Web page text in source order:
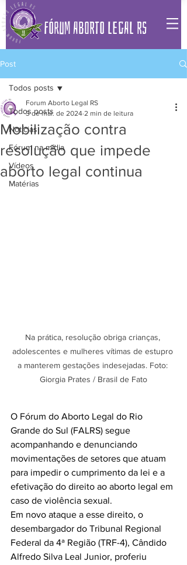
FÓRUM ABORTO LEGAL RS
Post
Todos posts
Notícias
Fórum na mídia
Vídeos
Matérias
Todos posts
Mobilização contra
resolução que impede
aborto legal continua
Forum Aborto Legal RS
3 de mai. de 2024 2 min de leitura
Na prática, resolução obriga crianças,
adolescentes e mulheres vítimas de estupro
a manterem gestações indesejadas. Foto:
Giorgia Prates / Brasil de Fato
O Fórum do Aborto Legal do Rio
Grande do Sul (FALRS) segue
acompanhando e denunciando
movimentações de setores que atuam
para impedir o cumprimento da lei e a
efetivação do direito ao aborto legal em
caso de violência sexual.
Em novo ataque a esse direito, o
desembargador do Tribunal Regional
Federal da 4ª Região (TRF-4), Cândido
Alfredo Silva Leal Junior, proferiu